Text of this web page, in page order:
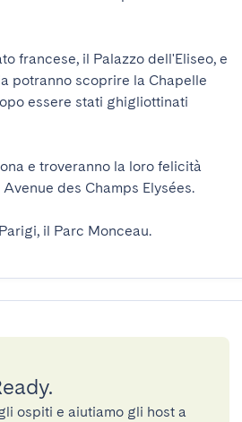
francese, il Palazzo dell'Eliseo, e
potranno scoprire la Chapelle
essere stati ghigliottinati
e troveranno la loro felicità
des Champs Elysées.
il Parc Monceau.
ospiti e aiutiamo gli host a